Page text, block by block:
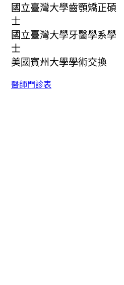
國立臺灣大學齒顎矯正碩
士
國立臺灣大學牙醫學系學
士
美國賓州大學學術交換
醫師門診表